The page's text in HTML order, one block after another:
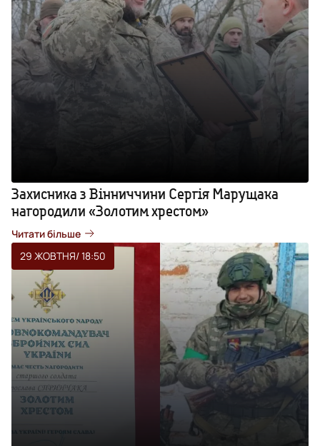
Захисника з Вінниччини Сергія Марущака
нагородили «Золотим хрестом»
Читати більше
29 ЖОВТНЯ/ 18:50